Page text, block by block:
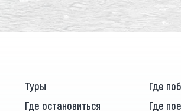
Туры Где
Где остановиться
Где